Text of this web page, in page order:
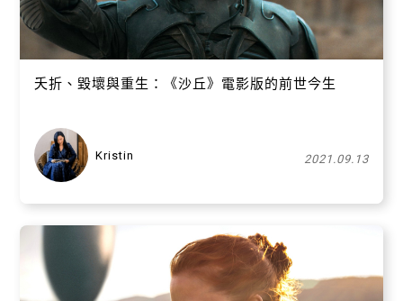
夭折、毀壞與重生：《沙丘》電影版的前世今生
Kristin 2021.09.13